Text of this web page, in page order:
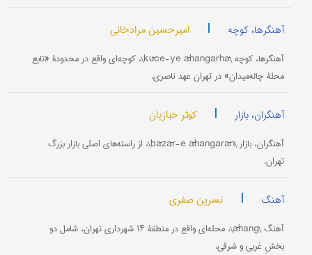
آهنگرها، کوچه | امیرحسین مرادخانی
آهنگرها، کوچه \kūče-ye āhangarhā\، کوچه‌ای واقع در محدودۀ «تابع
محلۀ چاله‌میدان» در تهران عهد ناصری.
آهنگران، بازار | کوثر خبازیان
آهنگران، بازار \bāzār-e āhangarān\، از راسته‌های اصلی بازار بزرگ
تهران.
آهنگ | نسرین صفری
آهنگ \āhang\، محله‌ای واقع در منطقۀ ۱۴ شهرداری تهران، شامل دو
بخشِ غربی و شرقی.